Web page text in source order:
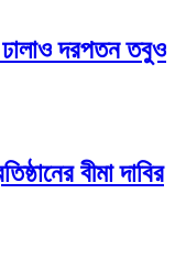
ঢালাও দরপতন তবুও
বীমা দাবির